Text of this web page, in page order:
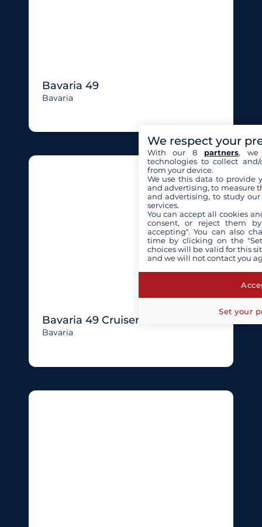
Bavaria 49
Bavaria
Bavaria 49 Cruiser
Bavaria
We respect your
With our 8 partners, we
technologies to collect
from your device.
We use this data to provide
and advertising, to measure
and advertising, to study
services.
You can accept all cookies
consent, or reject them
accepting". You can also
time by clicking on the
choices will be valid for this
and we will not contact you
Set your